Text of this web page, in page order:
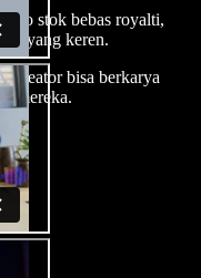
stok bebas royalti,
yang keren.
bisa berkarya
mereka.